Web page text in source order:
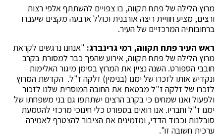
מרוץ הלילה של פתח תקווה, בו צפויים להשתתף אלפי רצות
ורצים, מציע חוויית ריצה אורבנית וכולל ארבעה מקצים שיעברו
ברחובותיה המרכזיים של העיר.
ראש העיר פתח תקווה, רמי גרינברג: "אנחנו נרגשים לקראת
מרוץ הלילה של פתח תקווה, אירוע שהפך כבר למסורת בקרב
חובבי הספורט. השנה נציין את המרוץ בסימן מיגור האלימות
ונקדיש אותו לזכרו של ימנו (בנימין) זלקה ז"ל. הקדשת המרוץ
לזכרו של זלקה ז"ל מבטאת את החובה המוסרית שלנו לזכור
ולפעול ואנו שמחים כי בקרב הרצים ישתתפו גם בני משפחתו של
ימנו ז"ל וחבריו. אנו רואים בספורט כלי חינוכי מרכזי להטמעת
סובלנות וכבוד הדדי, ומזמינים את הציבור להצטרף לאמירה
ערכית חשובה זו".